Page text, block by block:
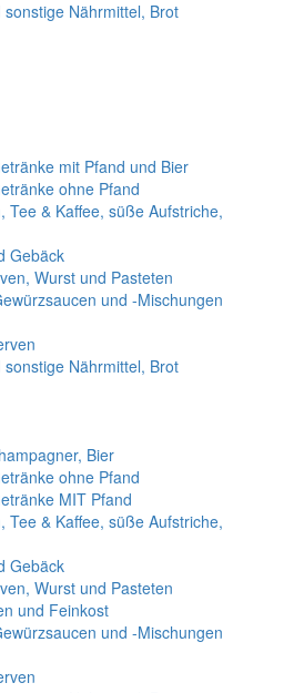
Nährmittel, Brot
mit Pfand und Bier
ohne Pfand
Tee & Kaffee, süße Aufstriche,
Gebäck
Wurst und Pasteten
und -Mischungen
Nährmittel, Brot
Bier
ohne Pfand
MIT Pfand
Tee & Kaffee, süße Aufstriche,
Gebäck
Wurst und Pasteten
und Feinkost
und -Mischungen